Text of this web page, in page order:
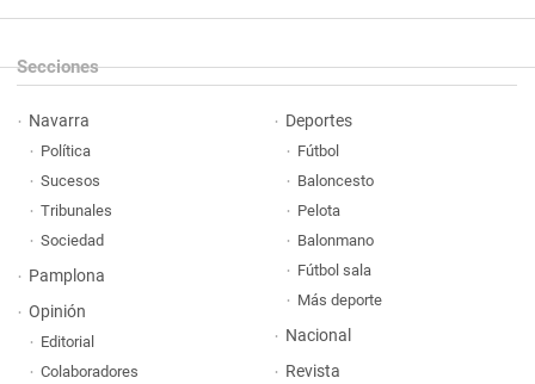
Secciones
Navarra
Política
Sucesos
Tribunales
Sociedad
Pamplona
Opinión
Editorial
Colaboradores
Deportes
Fútbol
Baloncesto
Pelota
Balonmano
Fútbol sala
Más deporte
Nacional
Revista